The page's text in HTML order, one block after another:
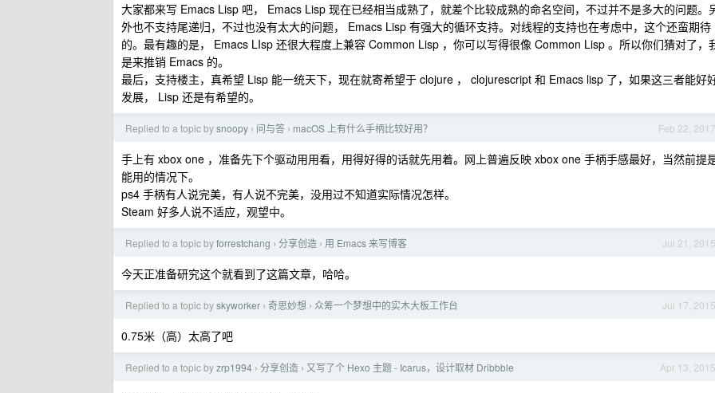
大家都来写 Emacs Lisp 吧， Emacs Lisp 现在已经相当成熟了，就差个比较成熟的命名空间，不过并不是多大的问题。
外也不支持尾递归，不过也没有太大的问题， Emacs Lisp 有强大的循环支持。对线程的支持也在考虑中，这个还蛮期待
的。最有趣的是， Emacs LIsp 还很大程度上兼容 Common Lisp ，你可以写得很像 Common Lisp 。所以你们猜对了，
是来推销 Emacs 的。
最后，支持楼主，真希望 Lisp 能一统天下，现在就寄希望于 clojure ， clojurescript 和 Emacs lisp 了，如果这三者能好
发展， Lisp 还是有希望的。
Feb 22, 2017
Replied to a topic bysnoopy › 问与答 › macOS 上有什么手柄比较好用？
手上有 xbox one ，准备先下个驱动用用看，用得好得的话就先用着。网上普遍反映 xbox one 手柄手感最好，当然前提
能用的情况下。
ps4 手柄有人说完美，有人说不完美，没用过不知道实际情况怎样。
Steam 好多人说不适应，观望中。
Jul 21, 2015
Replied to a topic byforrestchang › 分享创造 › 用 Emacs 来写博客
今天正准备研究这个就看到了这篇文章，哈哈。
Jul 17, 2015
Replied to a topic byskyworker › 奇思妙想 › 众筹一个梦想中的实木大板工作台
0.75米（高）太高了吧
Apr 13, 2015
Replied to a topic byzrp1994 › 分享创造 › 又写了个 Hexo 主题 - Icarus，设计取材 Dribbble